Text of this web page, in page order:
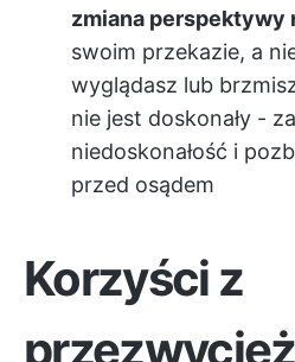
zmiana perspektywy
swoim przekazie, a
wyglądasz lub
nie jest doskonały -
niedoskonałość i
przed osądem
Korzyści z